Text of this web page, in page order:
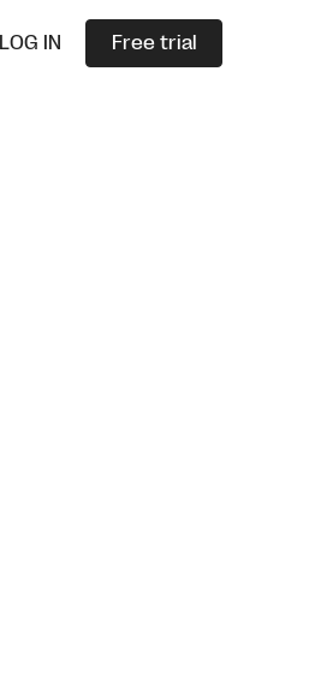
LOG IN Free trial